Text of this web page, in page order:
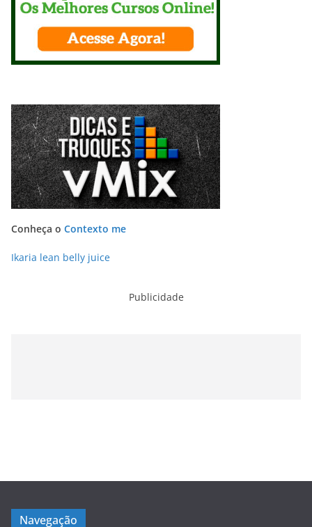
Conheça o Contexto me
Ikaria lean belly juice
Publicidade
Navegação